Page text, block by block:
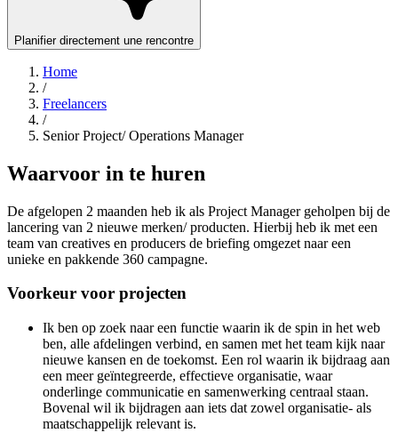
Planifier directement une rencontre
Home
/
Freelancers
/
Senior Project/ Operations Manager
Waarvoor in te huren
De afgelopen 2 maanden heb ik als Project Manager geholpen bij de
lancering van 2 nieuwe merken/ producten. Hierbij heb ik met een
team van creatives en producers de briefing omgezet naar een
unieke en pakkende 360 campagne.
Voorkeur voor projecten
Ik ben op zoek naar een functie waarin ik de spin in het web
ben, alle afdelingen verbind, en samen met het team kijk naar
nieuwe kansen en de toekomst. Een rol waarin ik bijdraag aan
een meer geïntegreerde, effectieve organisatie, waar
onderlinge communicatie en samenwerking centraal staan.
Bovenal wil ik bijdragen aan iets dat zowel organisatie- als
maatschappelijk relevant is.